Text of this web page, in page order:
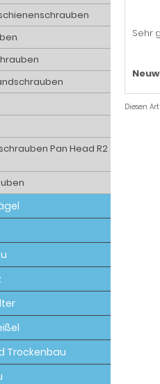
Sehr
Diesen
Pan Head R2
Trockenbau